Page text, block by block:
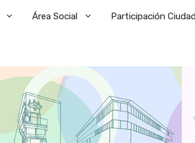
Área Social Participación